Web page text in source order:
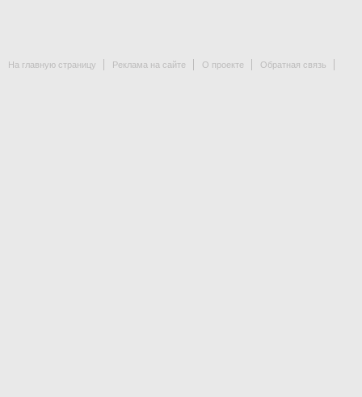
На главную страницу Реклама на сайте О проекте Обратная связь